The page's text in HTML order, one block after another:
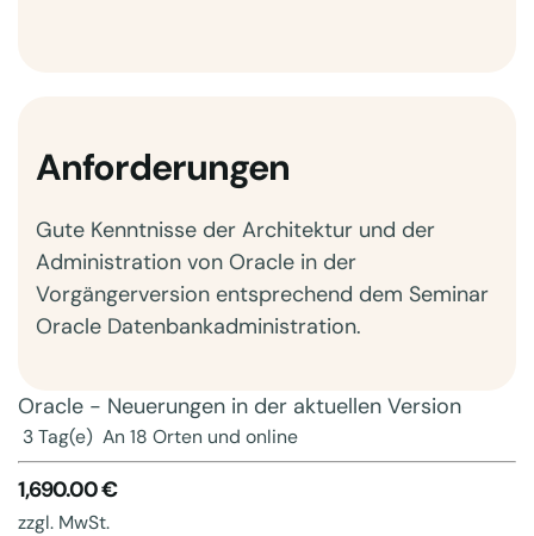
Anforderungen
Gute Kenntnisse der Architektur und der
Administration von Oracle in der
Vorgängerversion entsprechend dem Seminar
Oracle Datenbankadministration.
Oracle - Neuerungen in der aktuellen Version
3 Tag(e) An 18 Orten und online
1,690.00 €
zzgl. MwSt.